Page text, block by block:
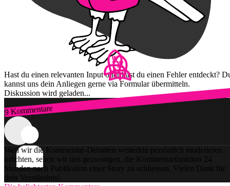
Hast du einen relevanten Input oder hast du einen Fehler entdeckt?
kannst uns dein Anliegen gerne via Formular übermitteln.
Diskussion wird geladen...
9 Kommentare
Zum Login
Weil wir die Kommentar-Debatten weiterhin persönlich moderieren
möchten, sehen wir uns gezwungen, die Kommentarfunktion 24
Stunden nach Publikation einer Story zu schliessen. Vielen Dank für
dein Verständnis!